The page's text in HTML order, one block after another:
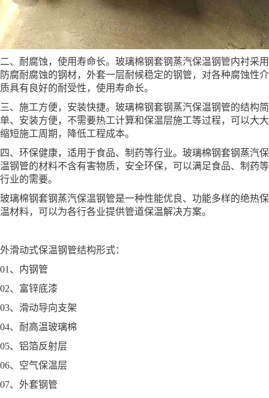
二、耐腐蚀，使用寿命长。玻璃棉钢套钢蒸汽保温钢管内衬采用
防腐耐腐蚀的钢材，外套一层耐候稳定的钢管，对各种腐蚀性介
质具有良好的耐受性，使用寿命长。
三、施工方便，安装快捷。玻璃棉钢套钢蒸汽保温钢管的结构简
单、安装方便，不需要热工计算和保温层施工等过程，可以大大
缩短施工周期，降低工程成本。
四、环保健康，适用于食品、制药等行业。玻璃棉钢套钢蒸汽保
温钢管的材料不含有害物质，安全环保，可以满足食品、制药等
行业的需要。
玻璃棉钢套钢蒸汽保温钢管是一种性能优良、功能多样的绝热保
温材料，可以为各行各业提供管道保温解决方案。
外滑动式保温钢管结构形式：
01、内钢管
02、富锌底漆
03、滑动导向支架
04、耐高温玻璃棉
05、铝箔反射层
06、空气保温层
07、外套钢管